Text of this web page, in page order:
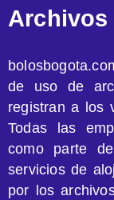
Archivos
de uso de
registran a los
Todas las
como parte
servicios de
por los